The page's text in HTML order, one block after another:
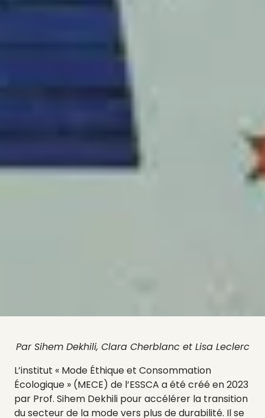
ParSihem Dekhili, Clara Cherblanc et Lisa Leclerc
L’institut « Mode Éthique et Consommation
Écologique » (MECE) de l’ESSCA a été créé en 2023
par Prof. Sihem Dekhili pour accélérer la transition
du secteur de la mode vers plus de durabilité. Il se